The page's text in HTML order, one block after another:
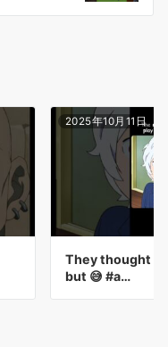
2025年10月11日
They thought
but 😅 #a…